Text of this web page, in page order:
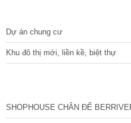
Dự án chung cư
Khu đô thị mới, liền kề, biệt thự
SHOPHOUSE CHÂN ĐẾ